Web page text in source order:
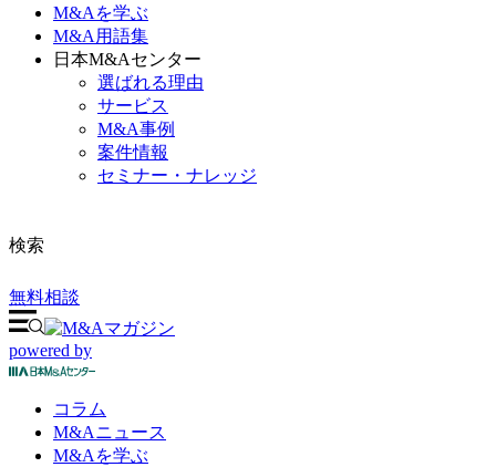
M&Aを学ぶ
M&A用語集
日本M&Aセンター
選ばれる理由
サービス
M&A事例
案件情報
セミナー・ナレッジ
検索
無料相談
powered by
コラム
M&Aニュース
M&Aを学ぶ